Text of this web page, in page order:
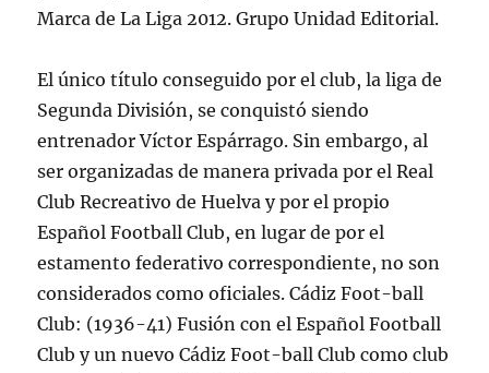
Marca de La Liga 2012. Grupo Unidad Editorial.
El único título conseguido por el club, la liga de
Segunda División, se conquistó siendo
entrenador Víctor Espárrago. Sin embargo, al
ser organizadas de manera privada por el Real
Club Recreativo de Huelva y por el propio
Español Football Club, en lugar de por el
estamento federativo correspondiente, no son
considerados como oficiales. Cádiz Foot-ball
Club: (1936-41) Fusión con el Español Football
Club y un nuevo Cádiz Foot-ball Club como club